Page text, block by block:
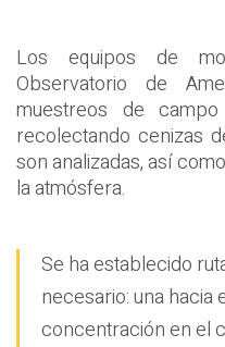
Los equipos de
Observatorio de
muestreos de
recolectando cenizas
son analizadas, así
la atmósfera.
Se ha establecido
necesario: una hacia
concentración en el